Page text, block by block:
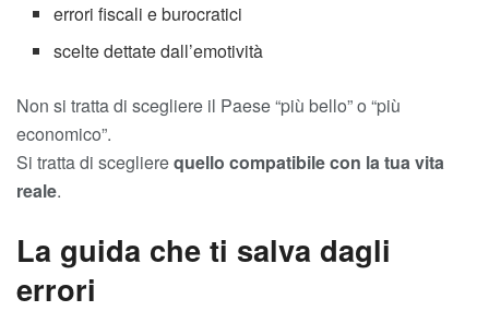
errori fiscali e burocratici
scelte dettate dall’emotività
Non si tratta di scegliere il Paese “più bello” o “più
economico”.
Si tratta di sceglierequello compatibile con la tua vita
reale.
La guida che ti salva dagli
errori